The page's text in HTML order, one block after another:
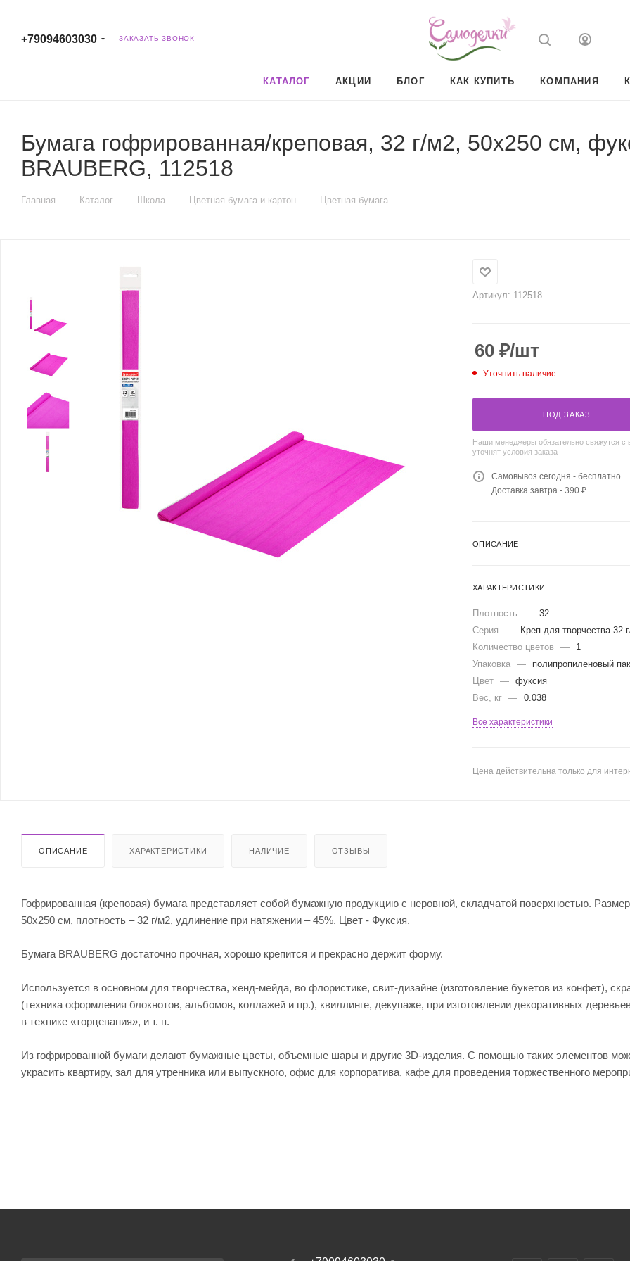
+79094603030 ЗАКАЗАТЬ ЗВОНОК
КАТАЛОГ АКЦИИ БЛОГ КАК КУПИТЬ КОМПАНИЯ
Бумага гофрированная/креповая, 32 г/м2, 50х250 см,
BRAUBERG, 112518
Главная — Каталог — Школа — Цветная бумага и картон — Цветная бумага
Артикул: 112518
60 ₽/шт
Уточнить наличие
ПОД ЗАКАЗ
Наши менеджеры обязательно свяжутся с
уточнят условия заказа
Самовывоз сегодня - бесплатно
Доставка завтра - 390 ₽
ОПИСАНИЕ
ХАРАКТЕРИСТИКИ
Плотность — 32
Серия
—
Креп для творчества 32
Количество цветов
—
1
Упаковка —
полипропиленовый
Цвет — фуксия
Вес, кг — 0.038
Все характеристики
Цена действительна только для
ОПИСАНИЕ ХАРАКТЕРИСТИКИ НАЛИЧИЕ ОТЗЫВЫ
Гофрированная (креповая) бумага представляет собой бумажную продукцию с неровной, складчатой поверхностью.
50х250 см, плотность – 32 г/м2, удлинение при натяжении – 45%. Цвет - Фуксия.
Бумага BRAUBERG достаточно прочная, хорошо крепится и прекрасно держит форму.
Используется в основном для творчества, хенд-мейда, во флористике, свит-дизайне (изготовление букетов из конфет),
(техника оформления блокнотов, альбомов, коллажей и пр.), квиллинге, декупаже, при изготовлении декоративных
в технике «торцевания», и т. п.
Из гофрированной бумаги делают бумажные цветы, объемные шары и другие 3D-изделия. С помощью таких элементов
украсить квартиру, зал для утренника или выпускного, офис для корпоратива, кафе для проведения торжественного